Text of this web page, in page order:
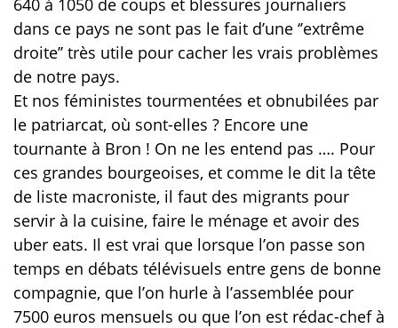
640 à 1050 de coups et blessures journaliers
dans ce pays ne sont pas le fait d’une ‘’extrême
droite’’ très utile pour cacher les vrais problèmes
de notre pays.
Et nos féministes tourmentées et obnubilées par
le patriarcat, où sont-elles ? Encore une
tournante à Bron ! On ne les entend pas …. Pour
ces grandes bourgeoises, et comme le dit la tête
de liste macroniste, il faut des migrants pour
servir à la cuisine, faire le ménage et avoir des
uber eats. Il est vrai que lorsque l’on passe son
temps en débats télévisuels entre gens de bonne
compagnie, que l’on hurle à l’assemblée pour
7500 euros mensuels ou que l’on est rédac-chef à